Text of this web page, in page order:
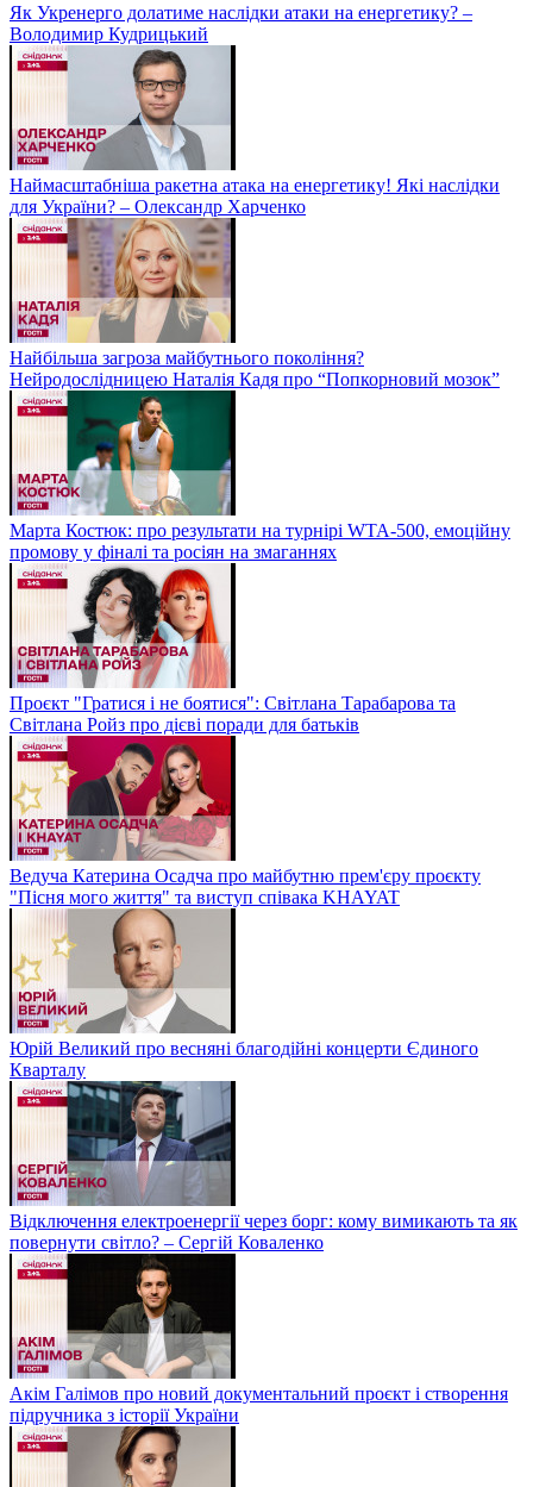
Як Укренерго долатиме наслідки атаки на енергетику? –
Володимир Кудрицький
Наймасштабніша ракетна атака на енергетику! Які наслідки
для України? – Олександр Харченко
Найбільша загроза майбутнього покоління?
Нейродослідницею Наталія Кадя про “Попкорновий мозок”
Марта Костюк: про результати на турнірі WTA-500, емоційну
промову у фіналі та росіян на змаганнях
Проєкт "Гратися і не боятися": Світлана Тарабарова та
Світлана Ройз про дієві поради для батьків
Ведуча Катерина Осадча про майбутню прем'єру проєкту
"Пісня мого життя" та виступ співака KHAYAT
Юрій Великий про весняні благодійні концерти Єдиного
Кварталу
Відключення електроенергії через борг: кому вимикають та як
повернути світло? – Сергій Коваленко
Акім Галімов про новий документальний проєкт і створення
підручника з історії України